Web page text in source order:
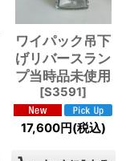
ワイパック吊下
げリバースラン
プ当時品未使用
[S3591]
17,600円(税込)